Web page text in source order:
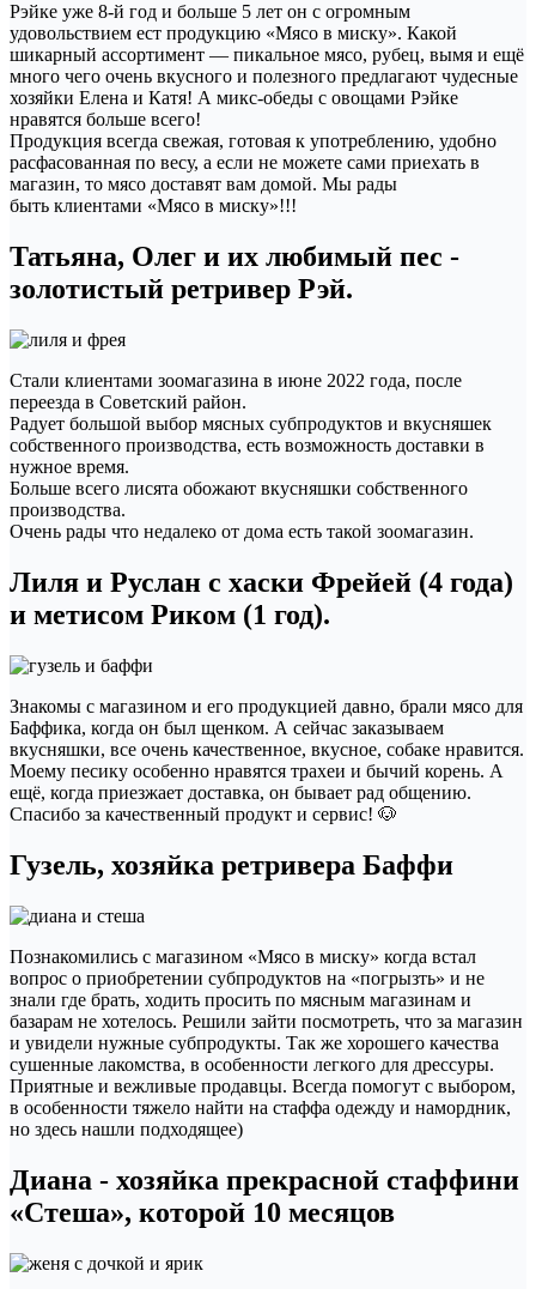
Рэйке уже 8-й год и больше 5 лет он с огромным
удовольствием ест продукцию «Мясо в миску». Какой
шикарный ассортимент — пикальное мясо, рубец, вымя и ещё
много чего очень вкусного и полезного предлагают чудесные
хозяйки Елена и Катя! А микс-обеды с овощами Рэйке
нравятся больше всего!
Продукция всегда свежая, готовая к употреблению, удобно
расфасованная по весу, а если не можете сами приехать в
магазин, то мясо доставят вам домой. Мы рады
быть клиентами «Мясо в миску»!!!
Татьяна, Олег и их любимый пес -
золотистый ретривер Рэй.
Стали клиентами зоомагазина в июне 2022 года, после
переезда в Советский район.
Радует большой выбор мясных субпродуктов и вкусняшек
собственного производства, есть возможность доставки в
нужное время.
Больше всего лисята обожают вкусняшки собственного
производства.
Очень рады что недалеко от дома есть такой зоомагазин.
Лиля и Руслан с хаски Фрейей (4 года)
и метисом Риком (1 год).
Знакомы с магазином и его продукцией давно, брали мясо для
Баффика, когда он был щенком. А сейчас заказываем
вкусняшки, все очень качественное, вкусное, собаке нравится.
Моему песику особенно нравятся трахеи и бычий корень. А
ещё, когда приезжает доставка, он бывает рад общению.
Спасибо за качественный продукт и сервис! 🐶
Гузель, хозяйка ретривера Баффи
Познакомились с магазином «Мясо в миску» когда встал
вопрос о приобретении субпродуктов на «погрызть» и не
знали где брать, ходить просить по мясным магазинам и
базарам не хотелось. Решили зайти посмотреть, что за магазин
и увидели нужные субпродукты. Так же хорошего качества
сушенные лакомства, в особенности легкого для дрессуры.
Приятные и вежливые продавцы. Всегда помогут с выбором,
в особенности тяжело найти на стаффа одежду и намордник,
но здесь нашли подходящее)
Диана - хозяйка прекрасной стаффини
«Стеша», которой 10 месяцов